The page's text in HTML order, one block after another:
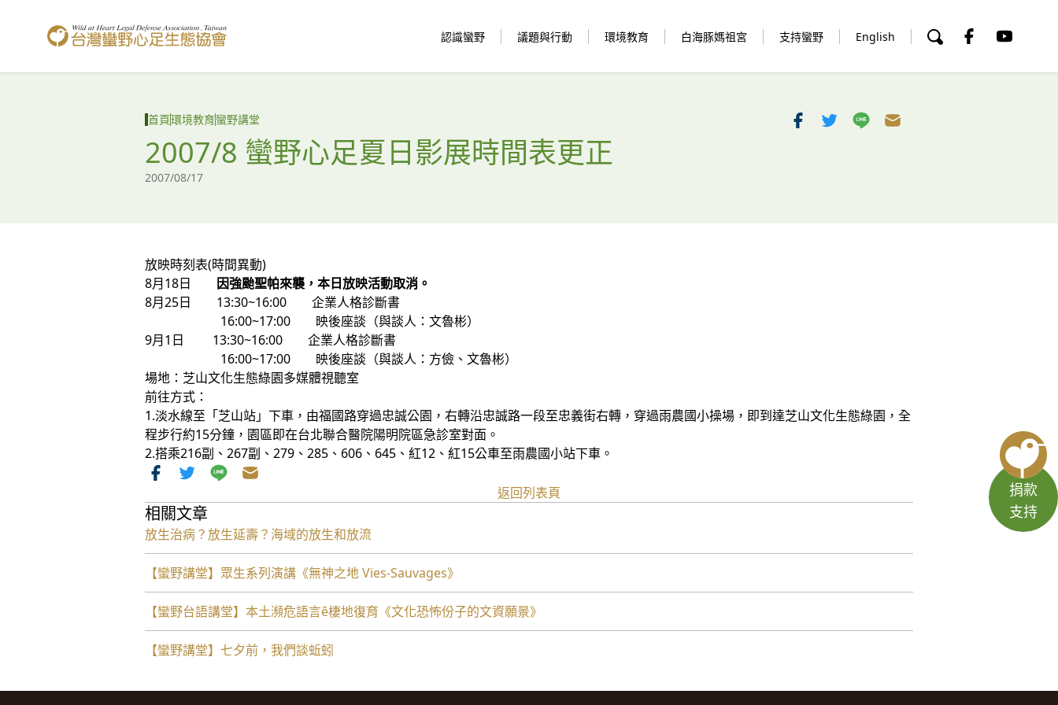
台灣蠻野心足生態協會
認識蠻野 議題與行動 環境教育 白海豚媽祖宮 支持蠻野 English
捐款
支持
首頁環境教育蠻野講堂
2007/8 蠻野心足夏日影展時間表更正
2007/08/17
放映時刻表(時間異動)
8月18日 因強颱聖帕來襲，本日放映活動取消。
8月25日 13:30~16:00 企業人格診斷書
16:00~17:00 映後座談（與談人：文魯彬）
9月1日 13:30~16:00 企業人格診斷書
16:00~17:00 映後座談（與談人：方儉、文魯彬）
場地：芝山文化生態綠園多媒體視聽室
前往方式：
1.淡水線至「芝山站」下車，由福國路穿過忠誠公園，右轉沿忠誠路一段至忠義街右轉，穿過雨農國小操場，即到達芝山文化生態綠園，全
程步行約15分鐘，園區即在台北聯合醫院陽明院區急診室對面。
2.搭乘216副、267副、279、285、606、645、紅12、紅15公車至雨農國小站下車。
返回列表頁
相關文章
放生治病？放生延壽？海域的放生和放流
【蠻野講堂】眾生系列演講《無神之地 Vies-Sauvages》
【蠻野台語講堂】本土瀕危語言ê棲地復育《文化恐怖份子的文資願景》
【蠻野講堂】七夕前，我們談蚯蚓